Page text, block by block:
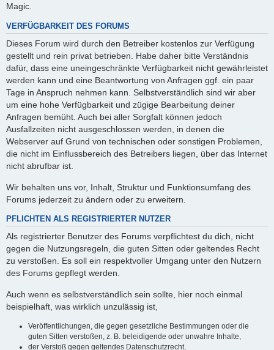
Magic.
VERFÜGBARKEIT DES FORUMS
Dieses Forum wird durch den Betreiber kostenlos zur Verfügung
gestellt und rein privat betrieben. Habe daher bitte Verständnis
dafür, dass eine uneingeschränkte Verfügbarkeit nicht gewährleistet
werden kann und eine Beantwortung von Anfragen ggf. ein paar
Tage in Anspruch nehmen kann. Selbstverständlich sind wir aber
um eine hohe Verfügbarkeit und zügige Bearbeitung deiner
Anfragen bemüht. Auch bei aller Sorgfalt können jedoch
Ausfallzeiten nicht ausgeschlossen werden, in denen die
Webserver auf Grund von technischen oder sonstigen Problemen,
die nicht im Einflussbereich des Betreibers liegen, über das Internet
nicht abrufbar ist.
Wir behalten uns vor, Inhalt, Struktur und Funktionsumfang des
Forums jederzeit zu ändern oder zu erweitern.
PFLICHTEN ALS REGISTRIERTER NUTZER
Als registrierter Benutzer des Forums verpflichtest du dich, nicht
gegen die Nutzungsregeln, die guten Sitten oder geltendes Recht
zu verstoßen. Es soll ein respektvoller Umgang unter den Nutzern
des Forums gepflegt werden.
Auch wenn es selbstverständlich sein sollte, hier noch einmal
beispielhaft, was wirklich unzulässig ist,
Veröffentlichungen, die gegen gesetzliche Bestimmungen oder die
guten Sitten verstoßen, z. B. beleidigende oder unwahre Inhalte,
der Verstoß gegen geltendes Datenschutzrecht,